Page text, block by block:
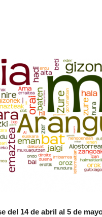
del 14 de abril al 5 de